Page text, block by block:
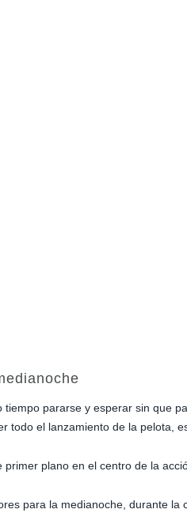
tiempo pararse y esperar sin que
todo el lanzamiento de la pelota,
primer plano en el centro de la
para la medianoche, durante